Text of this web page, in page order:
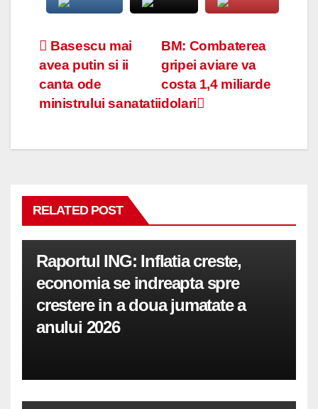
Navigare
în
articole
BM: Combaterea
gripei aviare va
costa 1,4 miliarde
dolari
Basescu mai
avea putin si ii
canta ode
ministrului sanatatii
RELATED POST
Raportul ING: Inflatia creste,
economia se indreapta spre
crestere in a doua jumatate a
anului 2026